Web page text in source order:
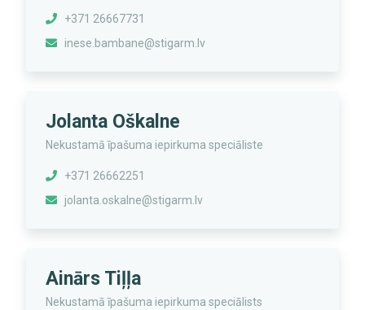
+371 26667731
inese.bambane@stigarm.lv
Jolanta Oškalne
Nekustamā īpašuma iepirkuma speciāliste
+371 26662251
jolanta.oskalne@stigarm.lv
Ainārs Tiļļa
Nekustamā īpašuma iepirkuma speciālists